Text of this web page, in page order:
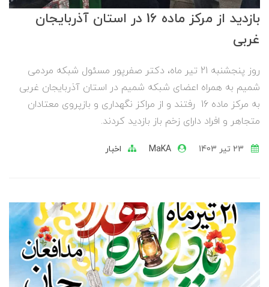
بازدید از مرکز ماده 16 در استان آذربایجان
غربی
روز پنجشنبه 21 تیر ماه، دکتر صفرپور مسئول شبکه مردمی
شمیم به همراه اعضای شبکه شمیم در استان آذربایجان غربی
به مرکز ماده 16 رفتند و از مراکز نگهداری و بازپروی معتادان
متجاهر و افراد دارای زخم باز بازدید کردند.
MaKA اخبار